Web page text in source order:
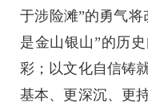
于涉险滩”的勇气
是金山银山”的历
彩；以文化自信铸
基本、更深沉、更